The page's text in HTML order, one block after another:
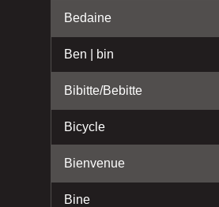
Bedaine
Ben | bin
Bibitte/Bebitte
Bicycle
Bienvenue
Bine